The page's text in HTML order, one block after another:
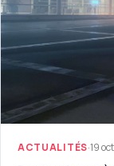
ACTUALITÉS·19